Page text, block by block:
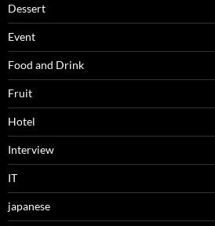
Dessert
Event
Food and Drink
Fruit
Hotel
Interview
IT
japanese